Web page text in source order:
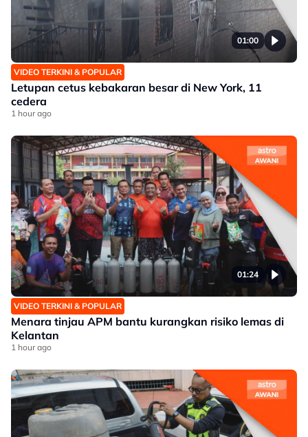
01:00
VIDEO TERKINI & POPULAR
Letupan cetus kebakaran besar di New York, 11
cedera
1 hour ago
01:24
VIDEO TERKINI & POPULAR
Menara tinjau APM bantu kurangkan risiko lemas di
Kelantan
1 hour ago